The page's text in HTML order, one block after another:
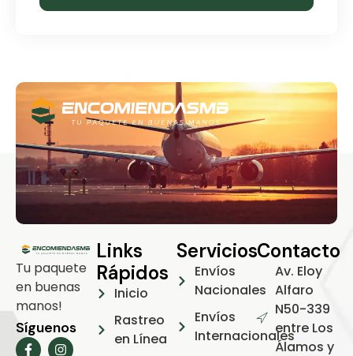
Tu paquete
en buenas
manos!
Síguenos
Links
Rápidos
Inicio
Rastreo
en Línea
Servicios
Envíos
Nacionales
Envíos
Internacionales
Contacto
Av. Eloy
Alfaro
N50-339
entre Los
Álamos y